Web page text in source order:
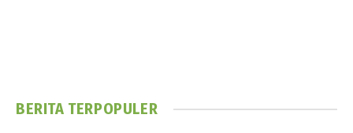
BERITA TERPOPULER